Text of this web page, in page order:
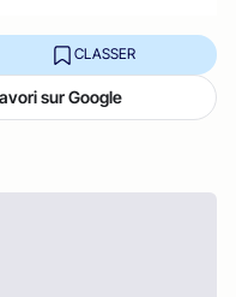
CLASSER
sur Google